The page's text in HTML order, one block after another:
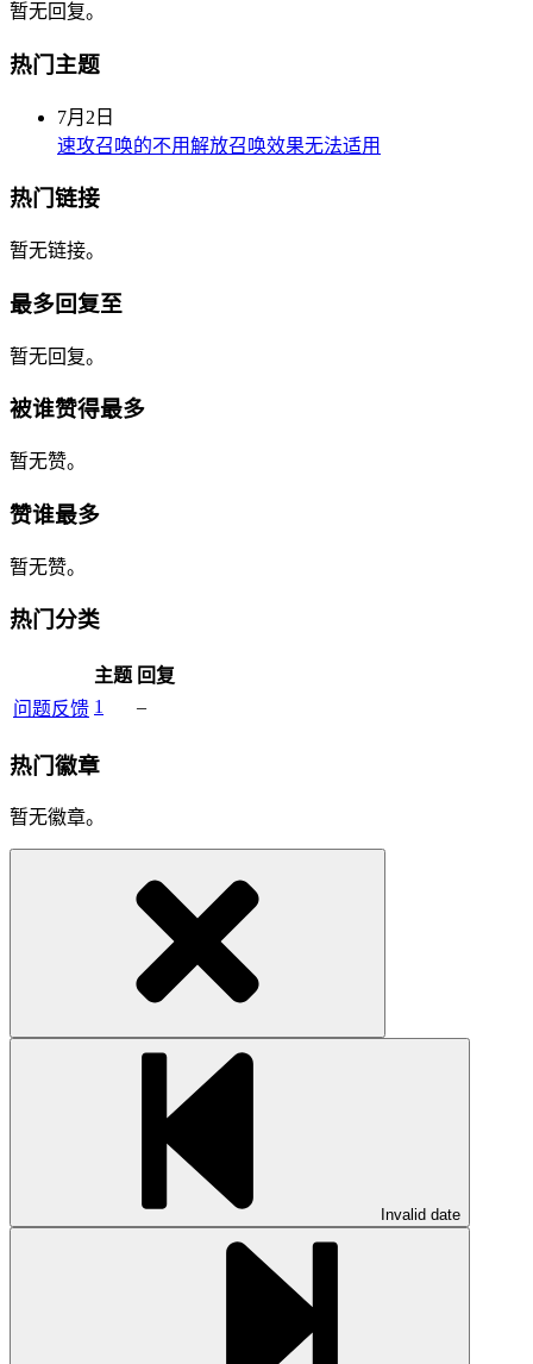
暂无回复。
热门主题
7月2日
速攻召唤的不用解放召唤效果无法适用
热门链接
暂无链接。
最多回复至
暂无回复。
被谁赞得最多
暂无赞。
赞谁最多
暂无赞。
热门分类
主题 回复
问题反馈 1 –
热门徽章
暂无徽章。
Invalid date